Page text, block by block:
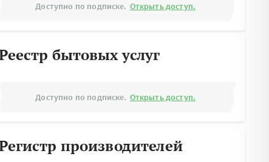
Доступно по подписке. Открыть доступ.
бытовых услуг
Доступно по подписке. Открыть доступ.
производителей